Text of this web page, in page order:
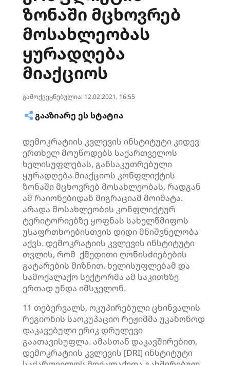
ზონაში მცხოვრებ
მოსახლეობას
ყურადღება
მიაქციოს
გამოქვეყნებულია: 12.02.2021, 16:55
ᲒᲐᲐᲖᲘᲐᲠᲔ ᲔᲡ ᲡᲢᲐᲢᲘᲐ
დემოკრატიის კვლევის ინსტიტუტი კიდევ
ერთხელ მოუწოდებს საქართველოს
ხელისუფლებას, განსაკუთრებული
ყურადღება მიაქციოს კონფლიქტის
ზონაში მცხოვრებ მოსახლეობას, რადგან
ამ რაიონებიდან მიგრაციამ მოიმატა.
არადა მოსახლეობის კონფლიქტურ
ტერიტორიებზე ყოფნას სახელწმიფოს
უსაფრთხოებისთვის დიდი მნიშვნელობა
აქვს. დემოკრატიის კვლევის ინსტიტუტი
თვლის, რომ ქმედითი ღონისძიებების
გატარების მიზნით, ხელისუფლებამ და
სამოქალაქო სექტორმა ამ საკითხზე
ერთად უნდა იმსჯელონ.
11 თებერვალს, ოკუპირებული ცხინვალის
რეგიონის საოკუპაციო რეჟიმმა უკანონოდ
დაკავებული ერიკ დრულევი
გაათავისუფლა. ამასთან დაკავშირებით,
დემოკრატიის კვლევის [DRI] ინსტიტუტი